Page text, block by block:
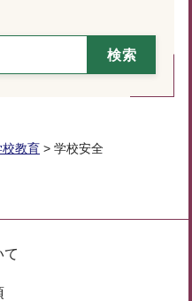
校教育 > 学校安全
て